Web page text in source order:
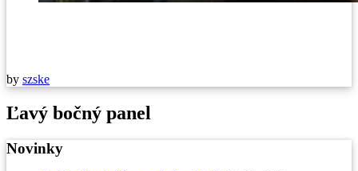
by szske
Ľavý bočný panel
Novinky